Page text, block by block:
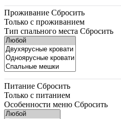
Проживание Сбросить
Только с проживанием
Тип спального места Сбросить
Питание Сбросить
Только с питанием
Особенности меню Сбросить